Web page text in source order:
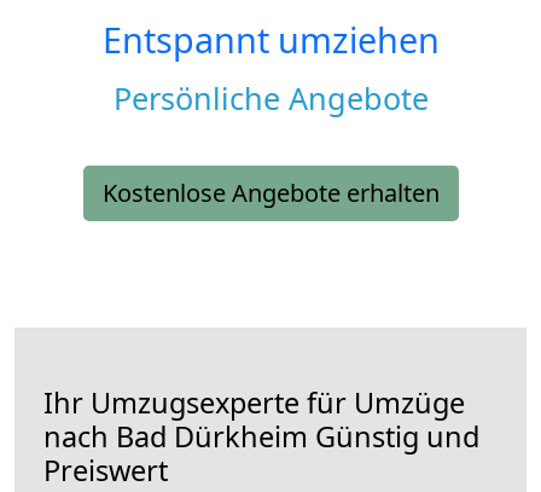
Entspannt umziehen
Persönliche Angebote
Kostenlose Angebote erhalten
Ihr Umzugsexperte für Umzüge
nach Bad Dürkheim Günstig und
Preiswert